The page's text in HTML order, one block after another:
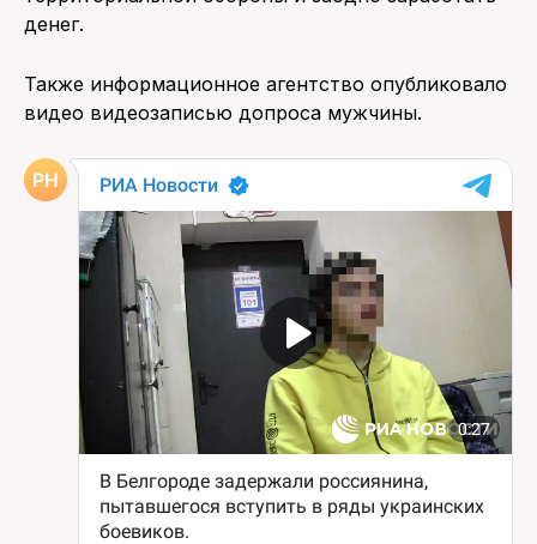
денег.
Также информационное агентство опубликовало
видео видеозаписью допроса мужчины.